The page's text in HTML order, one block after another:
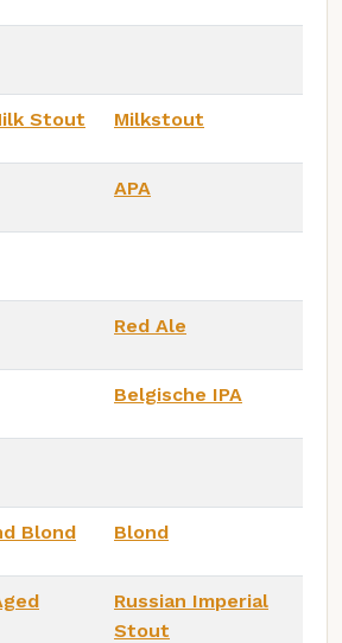
Stout Milkstout
APA
Red Ale
Belgische IPA
Blond Blond
Russian Imperial
Stout